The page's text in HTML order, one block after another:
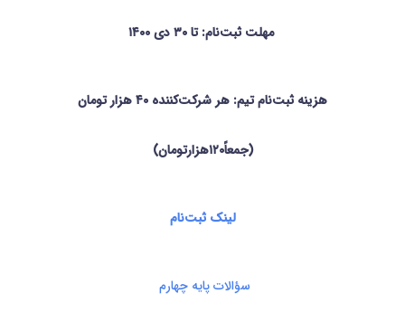
مهلت ثبت‌نام: تا۳۰ دی‌ ۱۴۰۰
هزینه ثبت‌نام تیم: هر شرکت‌کننده ۴۰ هزار تومان
(جمعاً۱۲۰هزارتومان)
لینک ثبت‌نام
سؤالات پایه چهارم